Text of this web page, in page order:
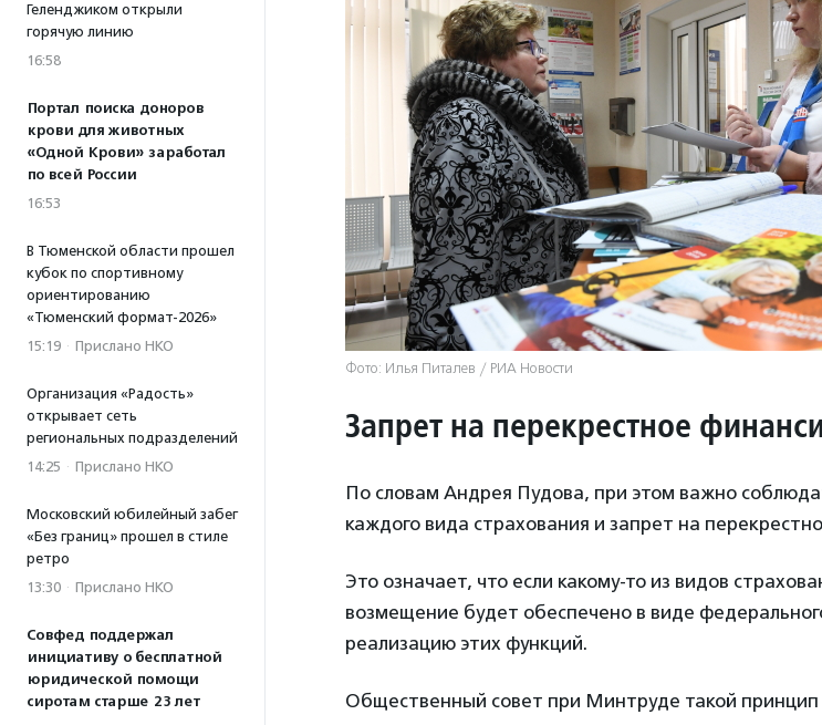
Геленджиком открыли
горячую линию
16:58
Портал поиска доноров
крови для животных
«Одной Крови» заработал
по всей России
16:53
В Тюменской области прошел
кубок по спортивному
ориентированию
«Тюменский формат-2026»
15:19 · Прислано НКО
Организация «Радость»
открывает сеть
региональных подразделений
14:25 · Прислано НКО
Московский юбилейный забег
«Без границ» прошел в стиле
ретро
13:30 · Прислано НКО
Совфед поддержал
инициативу о бесплатной
юридической помощи
сиротам старше 23 лет
Фото: Илья Питалев / РИА Новости
Запрет на перекрестное
По словам Андрея Пудова, при этом важно
каждого вида страхования и запрет на
Это означает, что если какому-то из видов
возмещение будет обеспечено в виде
реализацию этих функций.
Общественный совет при Минтруде такой